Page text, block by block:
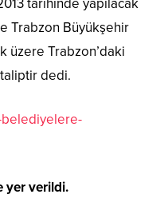
tarihinde yapılacak
Trabzon Büyükşehir
üzere Trabzon’daki
dedi.
yer verildi.